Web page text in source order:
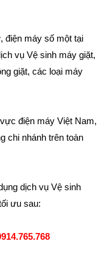
điện máy số một tại
vụ Vệ sinh máy giặt,
giặt, các loại máy
điện máy Việt Nam,
chi nhánh trên toàn
dịch vụ Vệ sinh
ưu sau: